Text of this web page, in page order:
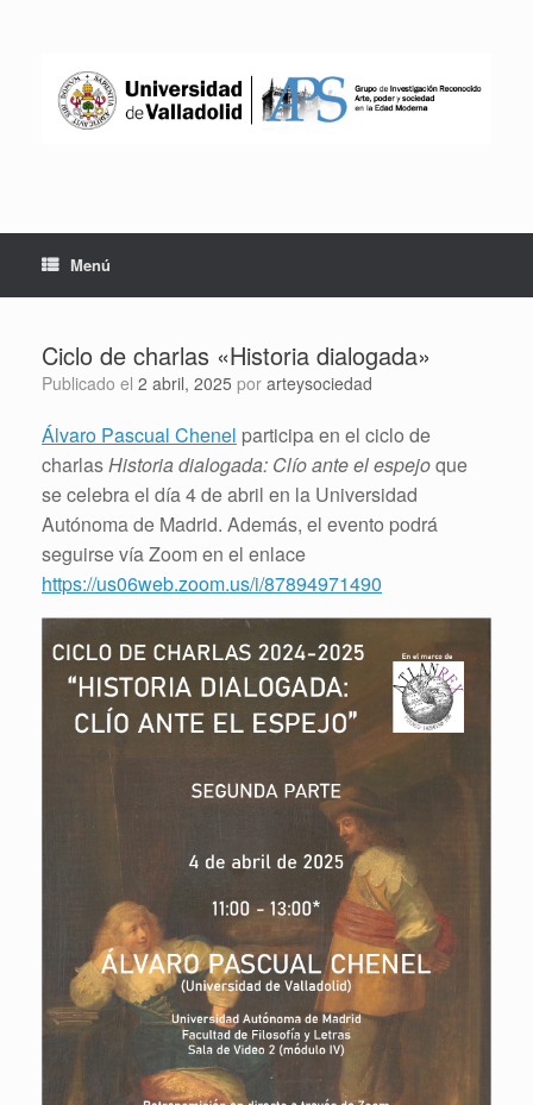
Menú
Ciclo de charlas «Historia dialogada»
Publicado el 2 abril, 2025 por arteysociedad
Álvaro Pascual Chenel participa en el ciclo de
charlasHistoria dialogada: Clío ante el espejoque
se celebra el día 4 de abril en la Universidad
Autónoma de Madrid. Además, el evento podrá
seguirse vía Zoom en el enlace
https://us06web.zoom.us/i/87894971490